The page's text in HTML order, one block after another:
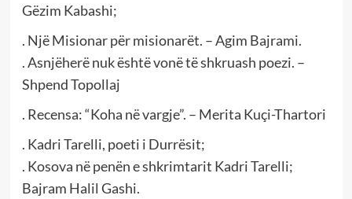
Gëzim Kabashi;
. Një Misionar për misionarët. – Agim Bajrami.
. Asnjëherë nuk është vonë të shkruash poezi. –
Shpend Topollaj
. Recensa: “Koha në vargje”. – Merita Kuçi-Thartori
. Kadri Tarelli, poeti i Durrësit;
. Kosova në penën e shkrimtarit Kadri Tarelli;
Bajram Halil Gashi.